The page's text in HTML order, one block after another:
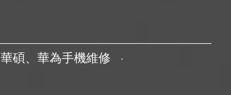
華碩、華為手機維修 ·